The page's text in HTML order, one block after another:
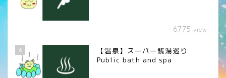
6775 view
6
【温泉】スーパー銭湯巡り
Public bath and spa